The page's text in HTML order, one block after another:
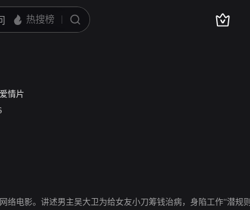
爱情片
电影。讲述男主吴大卫为给女友小刀筹钱治病，身陷工作“潜规